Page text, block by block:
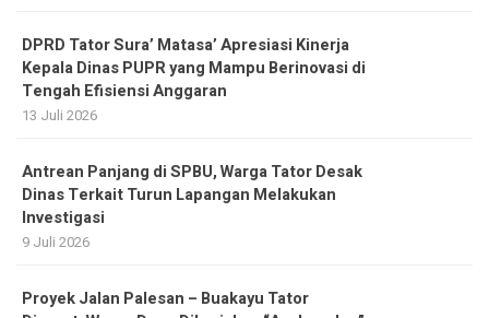
DPRD Tator Sura’ Matasa’ Apresiasi Kinerja
Kepala Dinas PUPR yang Mampu Berinovasi di
Tengah Efisiensi Anggaran
13 Juli 2026
Antrean Panjang di SPBU, Warga Tator Desak
Dinas Terkait Turun Lapangan Melakukan
Investigasi
9 Juli 2026
Proyek Jalan Palesan – Buakayu Tator